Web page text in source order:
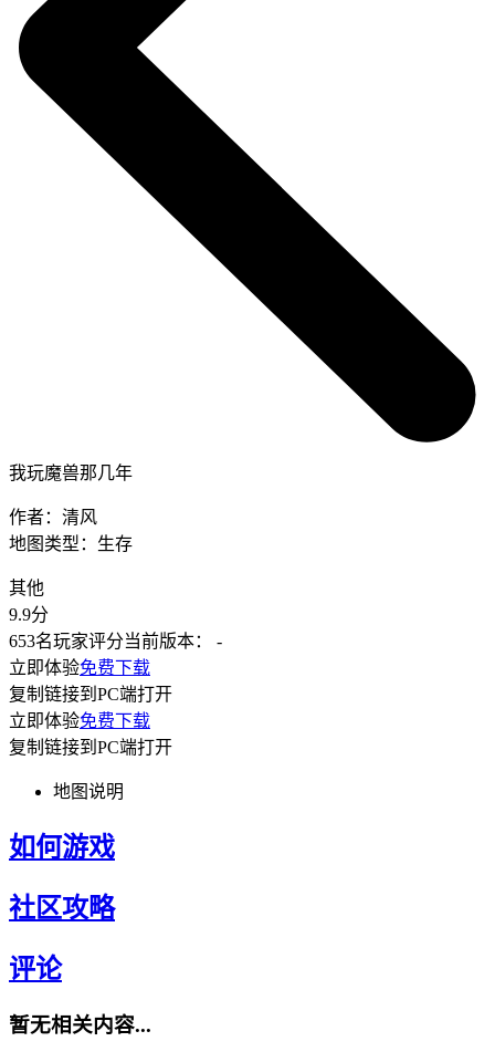
我玩魔兽那几年
作者： 清风
地图类型： 生存
其他
9.9分
653名玩家评分当前版本：
-
立即体验免费下载
复制链接到PC端打开
立即体验免费下载
复制链接到PC端打开
地图说明
如何游戏
社区攻略
评论
暂无相关内容...